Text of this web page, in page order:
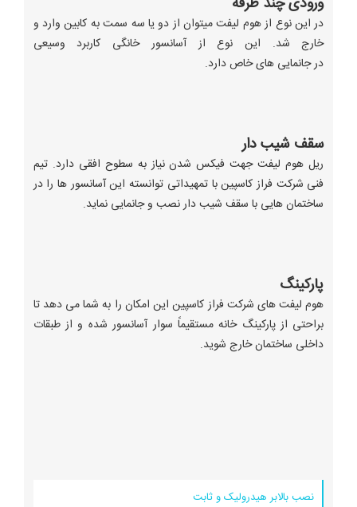
در این نوع از هوم لیفت میتوان از دو یا سه سمت به کابین وارد و
خارج شد. این نوع از آسانسور خانگی کاربرد وسیعی
در جانمایی های خاص دارد.
سقف شیب دار
ریل هوم لیفت جهت فیکس شدن نیاز به سطوح افقی دارد. تیم
فنی شرکت فراز کاسپین با تمهیداتی توانسته این آسانسور ها را در
ساختمان هایی با سقف شیب دار نصب و جانمایی نماید.
پارکینگ
هوم لیفت های شرکت فراز کاسپین این امکان را به شما می دهد تا
براحتی از پارکینگ خانه مستقیماً سوار آسانسور شده و از طبقات
داخلی ساختمان خارج شوید.
نصب بالابر هیدرولیک و ثابت